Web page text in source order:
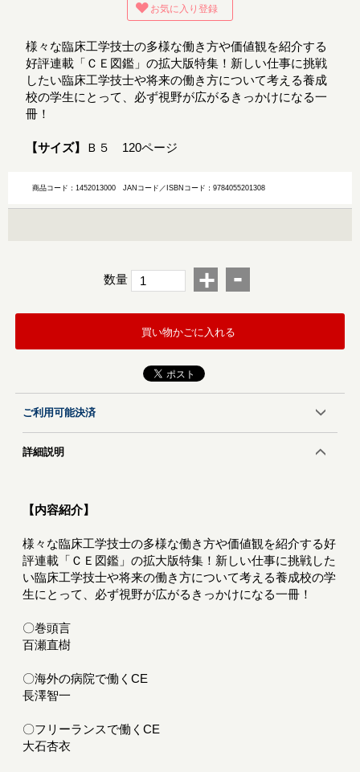
お気に入り登録
様々な臨床工学技士の多様な働き方や価値観を紹介する
好評連載「ＣＥ図鑑」の拡大版特集！新しい仕事に挑戦
したい臨床工学技士や将来の働き方について考える養成
校の学生にとって、必ず視野が広がるきっかけになる一
冊！
【サイズ】 Ｂ５ 120ページ
商品コード：1452013000JANコード／ISBNコード：9784055201308
数量 + -
買い物かごに入れる
ご利用可能決済
詳細説明
【内容紹介】
様々な臨床工学技士の多様な働き方や価値観を紹介する好
評連載「ＣＥ図鑑」の拡大版特集！新しい仕事に挑戦した
い臨床工学技士や将来の働き方について考える養成校の学
生にとって、必ず視野が広がるきっかけになる一冊！
〇巻頭言
百瀬直樹
〇海外の病院で働くCE
長澤智一
〇フリーランスで働くCE
大石杏衣